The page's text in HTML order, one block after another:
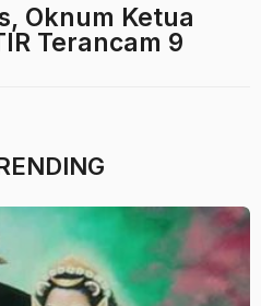
Oknum Ketua
Terancam 9